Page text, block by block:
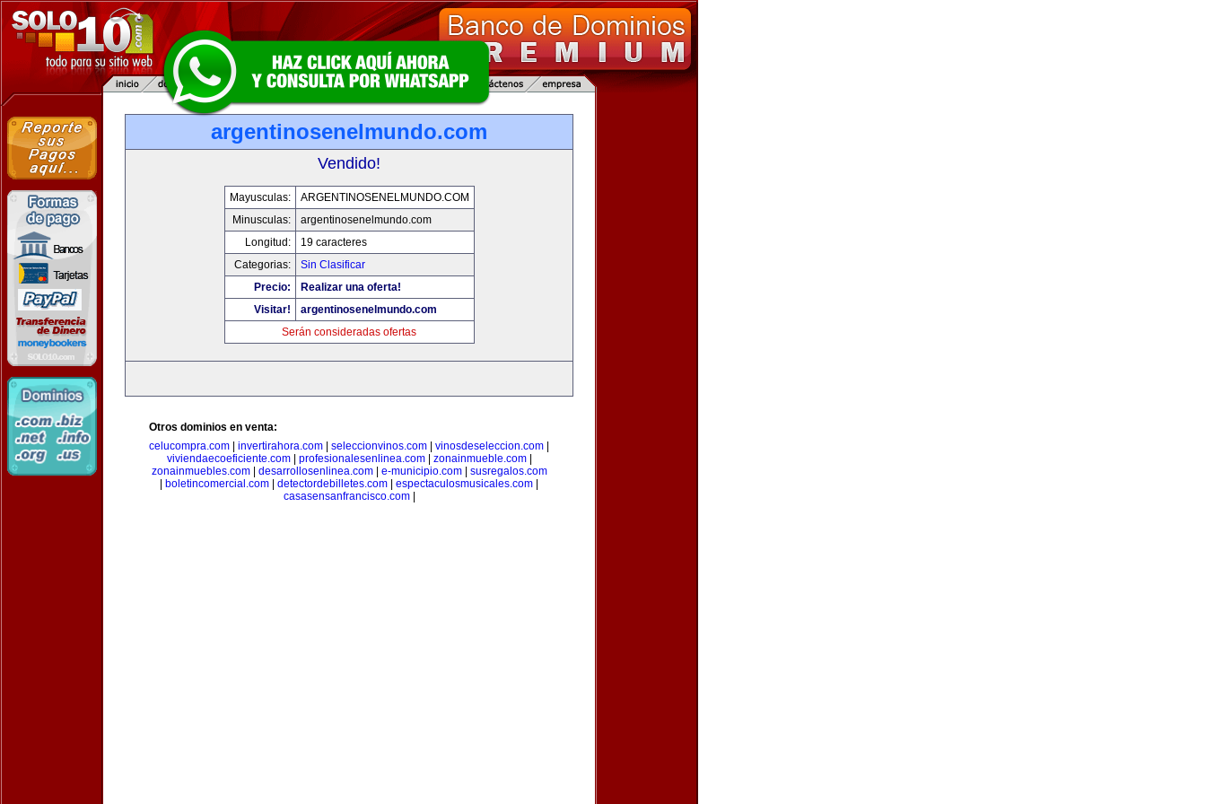
argentinosenelmundo.com
Vendido!
Mayusculas:
ARGENTINOSENELMUNDO.COM
Minusculas:
argentinosenelmundo.com
Longitud:
19 caracteres
Categorias:
Sin Clasificar
Precio:
Realizar una oferta!
Visitar!
argentinosenelmundo.com
Serán consideradas ofertas
Otros dominios en venta:
celucompra.com
invertirahora.com seleccionvinos.com vinosdeseleccion.com
viviendaecoeficiente.com| profesionalesenlinea.com| zonainmueble.com|
zonainmuebles.com| desarrollosenlinea.com| e-municipio.com| susregalos.com
boletincomercial.com detectordebilletes.com espectaculosmusicales.com
casasensanfrancisco.com|